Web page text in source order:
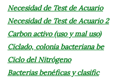
Necesidad de Test de Acuario
Necesidad de Test de Acuario 2
Carbon activo (uso y mal uso)
Ciclado, colonia bacteriana be
Ciclo del Nitrógeno
Bacterias benéficas y clasific